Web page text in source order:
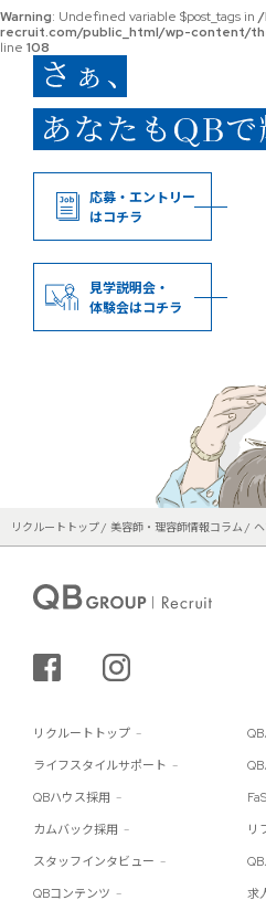
Warning: Undefined variable $post_tags in /
recruit.com/public_html/wp-content/
line 108
応募・エントリー
はコチラ
見学説明会・
体験会はコチラ
リクルートトップ 美容師・理容師情報コラム
シェアする
リクルートトップ
ライフスタイルサポート
QBハウス採用
カムバック採用 リ
スタッフインタビュー
QBコンテンツ 求